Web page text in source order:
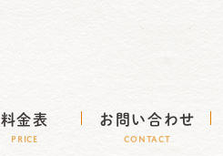
料金表
Price
お問い合わせ
CONTACT